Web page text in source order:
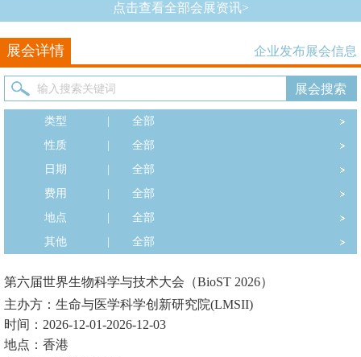
点击查看全部会展资讯>
展会详情 企业发布展会信息
类型
全部
性质
全部
日期
全部
费用
全部
地点
全部
其他
全部
第六届世界生物科学与技术大会（BioST 2026）
主办方：生命与医学科学创新研究院(LMSII)
时间：2026-12-01-2026-12-03
地点：香港